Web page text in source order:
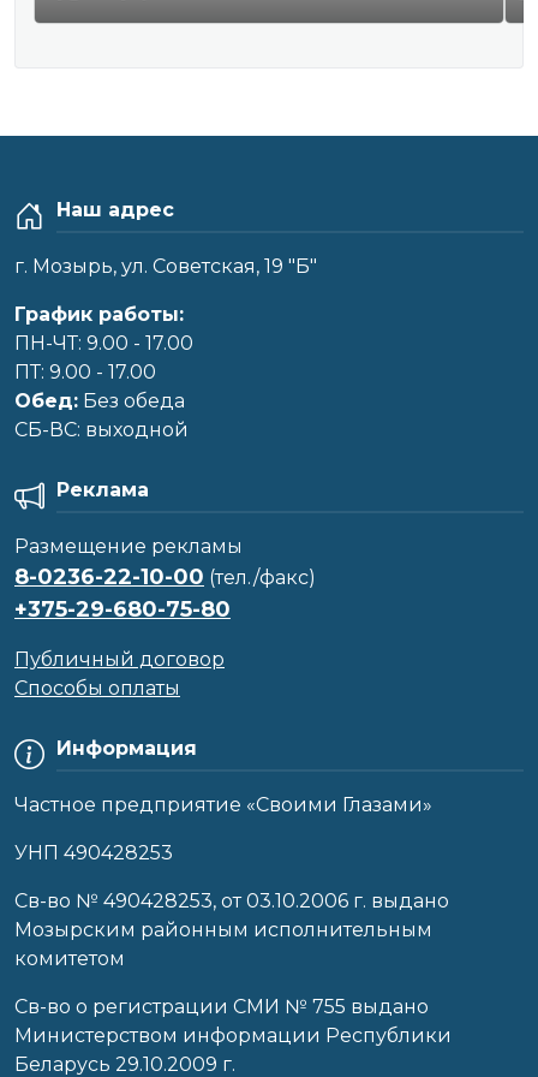
Наш адрес
г. Мозырь, ул. Советская, 19 "Б"
График работы:
ПН-ЧТ: 9.00 - 17.00
ПТ: 9.00 - 17.00
Обед: Без обеда
CБ-ВС: выходной
Информация
Частное предприятие «Своими Глазами»
УНП 490428253
Cв-во № 490428253, от 03.10.2006 г. выдано
Мозырским районным исполнительным
комитетом
Св-во о регистрации СМИ № 755 выдано
Министерством информации Республики
Беларусь 29.10.2009 г.
Реклама
Размещение рекламы
8-0236-22-10-00 (тел./факс)
+375-29-680-75-80
Публичный договор
Способы оплаты